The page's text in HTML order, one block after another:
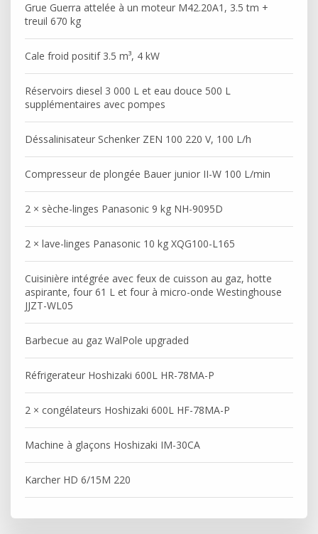
Grue Guerra attelée à un moteur M42.20A1, 3.5 tm +
treuil 670 kg
Cale froid positif 3.5 m³, 4 kW
Réservoirs diesel 3 000 L et eau douce 500 L
supplémentaires avec pompes
Déssalinisateur Schenker ZEN 100 220 V, 100 L/h
Compresseur de plongée Bauer junior II-W 100 L/min
2 × sèche-linges Panasonic 9 kg NH-9095D
2 × lave-linges Panasonic 10 kg XQG100-L165
Cuisinière intégrée avec feux de cuisson au gaz, hotte
aspirante, four 61 L et four à micro-onde Westinghouse
JJZT-WL05
Barbecue au gaz WalPole upgraded
Réfrigerateur Hoshizaki 600L HR-78MA-P
2 × congélateurs Hoshizaki 600L HF-78MA-P
Machine à glaçons Hoshizaki IM-30CA
Karcher HD 6/15M 220